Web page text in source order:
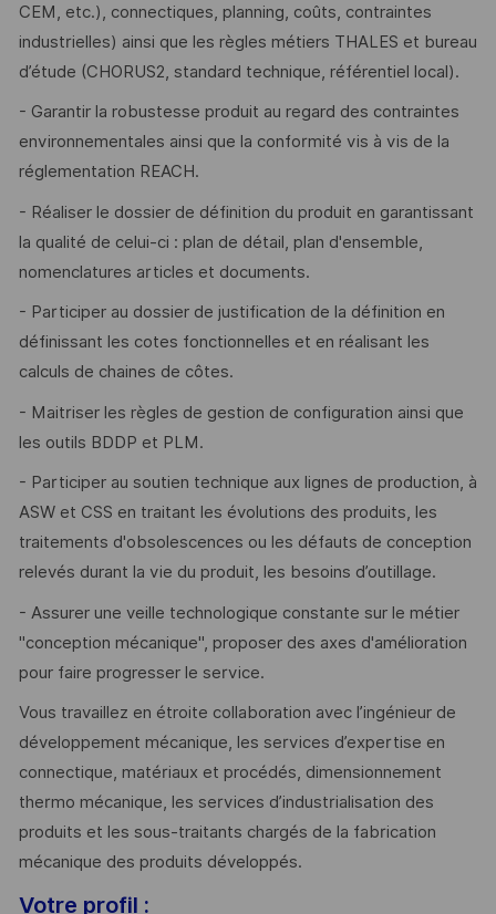
CEM, etc.), connectiques, planning, coûts, contraintes
industrielles) ainsi que les règles métiers THALES et bureau
d’étude (CHORUS2, standard technique, référentiel local).
- Garantir la robustesse produit au regard des contraintes
environnementales ainsi que la conformité vis à vis de la
réglementation REACH.
- Réaliser le dossier de définition du produit en garantissant
la qualité de celui-ci : plan de détail, plan d'ensemble,
nomenclatures articles et documents.
- Participer au dossier de justification de la définition en
définissant les cotes fonctionnelles et en réalisant les
calculs de chaines de côtes.
- Maitriser les règles de gestion de configuration ainsi que
les outils BDDP et PLM.
- Participer au soutien technique aux lignes de production, à
ASW et CSS en traitant les évolutions des produits, les
traitements d'obsolescences ou les défauts de conception
relevés durant la vie du produit, les besoins d’outillage.
- Assurer une veille technologique constante sur le métier
"conception mécanique", proposer des axes d'amélioration
pour faire progresser le service.
Vous travaillez en étroite collaboration avec l’ingénieur de
développement mécanique, les services d’expertise en
connectique, matériaux et procédés, dimensionnement
thermo mécanique, les services d’industrialisation des
produits et les sous-traitants chargés de la fabrication
mécanique des produits développés.
Votre profil :